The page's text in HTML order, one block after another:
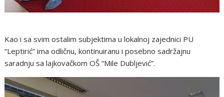
Kao i sa svim ostalim subjektima u lokalnoj zajednici PU
“Leptirić” ima odličnu, kontinuiranu i posebno sadržajnu
saradnju sa lajkovačkom OŠ “Mile Dubljević”.